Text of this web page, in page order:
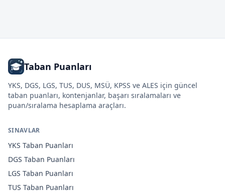
Taban Puanları
YKS, DGS, LGS, TUS, DUS, MSÜ, KPSS ve ALES için güncel
taban puanları, kontenjanlar, başarı sıralamaları ve
puan/sıralama hesaplama araçları.
SINAVLAR
YKS Taban Puanları
DGS Taban Puanları
LGS Taban Puanları
TUS Taban Puanları